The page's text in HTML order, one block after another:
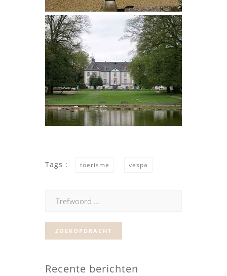
Tags : toerisme vespa
Zoeken
:
Recente berichten